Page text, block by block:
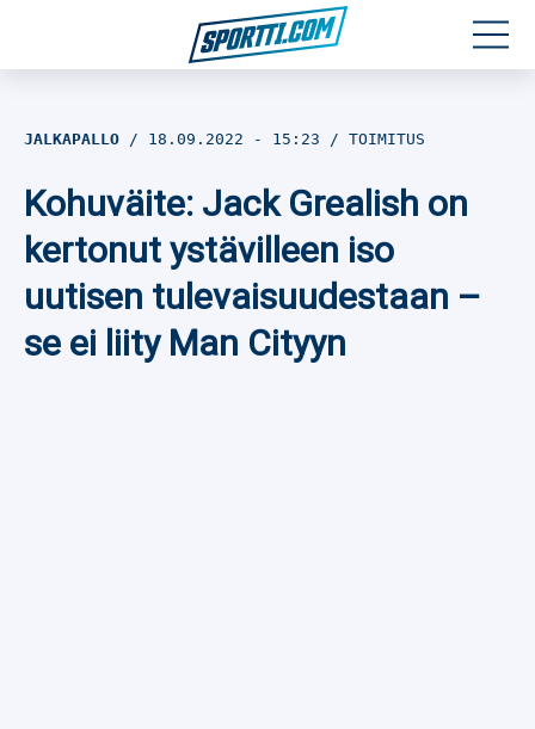
Jalkapallo
Yleisurheilu
Talviurheilu
JALKAPALLO 18.09.2022 - 15:23 TOIMITUS
Kohuväite: Jack Grealish on
kertonut ystävilleen iso
uutisen tulevaisuudestaan –
se ei liity Man Cityyn